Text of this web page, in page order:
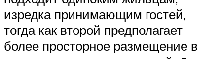
изредка принимающим гостей,
тогда как второй предполагает
более просторное размещение в